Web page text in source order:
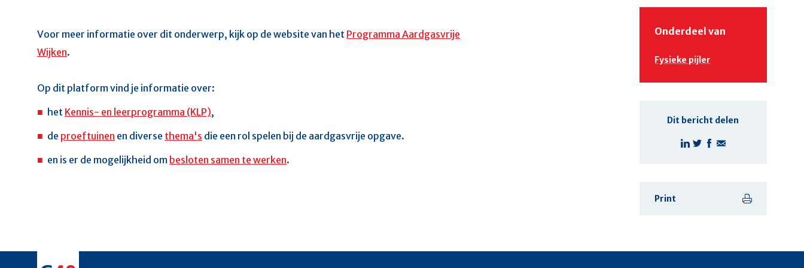
Voor meer informatie over dit onderwerp, kijk op de website van het Programma Aardgasvrije
Wijken.
Op dit platform vind je informatie over:
het Kennis- en leerprogramma (KLP),
de proeftuinen en diverse thema's die een rol spelen bij de aardgasvrije opgave.
en is er de mogelijkheid om besloten samen te werken.
Onderdeel van
Fysieke pijler
Dit bericht delen
Print